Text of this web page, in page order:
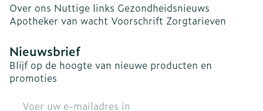
Over ons Nuttige links Gezondheidsnieuws
Apotheker van wacht Voorschrift Zorgtarieven
Nieuwsbrief
Blijf op de hoogte van nieuwe producten en
promoties